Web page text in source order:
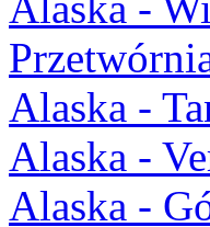
Alaska -
Alaska -
Alaska -